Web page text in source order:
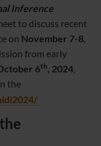
Inference
to discuss recent
on November 7-8,
from early
6th, 2024,
the
idi2024/